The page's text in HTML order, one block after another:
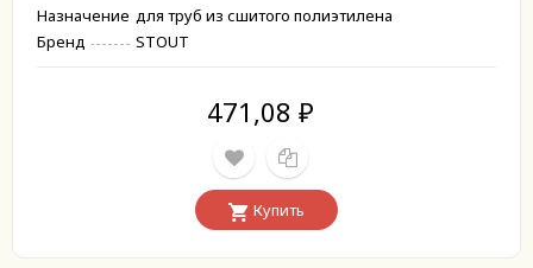
Назначение для труб из сшитого полиэтилена
Бренд
STOUT
471,08 ₽
Купить